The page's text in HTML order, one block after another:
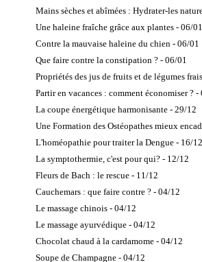
Mains sèches et abîmées : Hydrater-les
Une haleine fraîche grâce aux plantes - 06/01
Contre la mauvaise haleine du chien - 06/01
Que faire contre la constipation ? - 06/01
Propriétés des jus de fruits et de légumes
Partir en vacances : comment économiser ? -
La coupe énergétique harmonisante - 29/12
Une Formation des Ostéopathes mieux
L'homéopathie pour traiter la Dengue - 16/12
La symptothermie, c'est pour qui? - 12/12
Fleurs de Bach : le rescue - 11/12
Cauchemars : que faire contre ? - 04/12
Le massage chinois - 04/12
Le massage ayurvédique - 04/12
Chocolat chaud à la cardamome - 04/12
Soupe de Champagne - 04/12